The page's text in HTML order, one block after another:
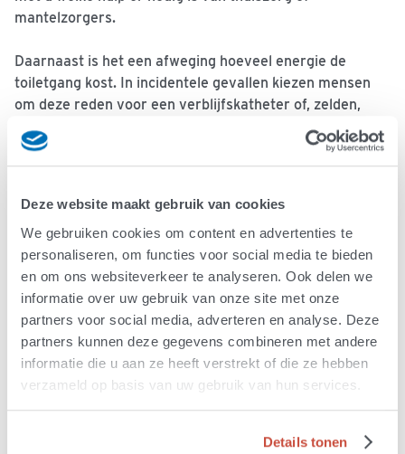
Deze website maakt gebruik van cookies
We gebruiken cookies om content en advertenties te
personaliseren, om functies voor social media te bieden
en om ons websiteverkeer te analyseren. Ook delen we
informatie over uw gebruik van onze site met onze
partners voor social media, adverteren en analyse. Deze
partners kunnen deze gegevens combineren met andere
informatie die u aan ze heeft verstrekt of die ze hebben
verzameld op basis van uw gebruik van hun services.
Details tonen
mantelzorgers.
Daarnaast is het een afweging hoeveel energie de
toiletgang kost. In incidentele gevallen kiezen mensen
om deze reden voor een verblijfskatheter of, zelden,
een
Lees meer overkatheters .
Het is belangrijk dat de vochtinname niet verminderd
wordt vanwege zorgen over hoe en wanneer iemand kan
plassen. Deze zorg kan minder worden door regelmatig,
gepland toiletbezoek te organiseren. Gemakkelijke
kleding, incontinentiemateriaal, urinaal en uritips of
condoomkatheters (voor mannen) vinden sommige
mensen prettig. Zeker bij bezoeken buitenshuis.
Sommige mensen gebruiken een blaaskatheter zodat de
zorg thuis eenvoudiger te organiseren is. Een
blaaskatheter kan ook tijdelijk ingebracht worden bij bv.
uitgaan of vliegreis. Bespreek de mogelijkheden met de